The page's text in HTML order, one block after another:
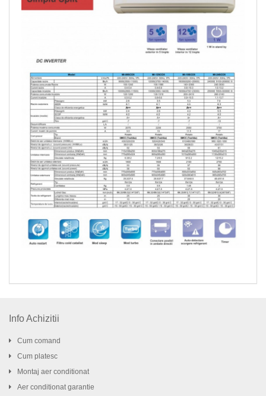
Info Achizitii
Cum comand
Cum platesc
Montaj aer conditionat
Aer conditionat garantie